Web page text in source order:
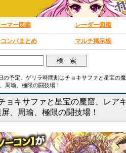
マー図鑑 レーダー図鑑
ンパまとめ マルチ掲示板
の予定。ゲリラ時間割はチョキサファと星宝の魔
周瑜、極限の闘技場！
ョキサファと星宝の魔窟、レア
、周瑜、極限の闘技場！